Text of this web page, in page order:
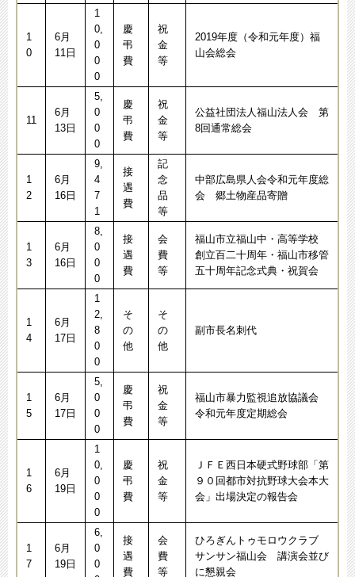
1
0
6月
11日
1
0,
0
0
0
慶
弔
費
祝
金
等
2019年度（令和元年度）福
山会総会
11
6月
13日
5,
0
0
0
慶
弔
費
祝
金
等
公益社団法人福山法人会 第
8回通常総会
1
2
6月
16日
9,
4
7
1
接
遇
費
記
念
品
等
中部広島県人会令和元年度総
会 郷土物産品寄贈
1
3
6月
16日
8,
0
0
0
接
遇
費
会
費
等
福山市立福山中・高等学校
創立百二十周年・福山市移管
五十周年記念式典・祝賀会
1
4
6月
17日
1
2,
8
0
0
そ
の
他
そ
の
他
副市長名刺代
1
5
6月
17日
5,
0
0
0
慶
弔
費
祝
金
等
福山市暴力監視追放協議会
令和元年度定期総会
1
6
6月
19日
1
0,
0
0
0
慶
弔
費
祝
金
等
ＪＦＥ西日本硬式野球部「第
９０回都市対抗野球大会本大
会」出場決定の報告会
1
7
6月
19日
6,
0
0
接
遇
費
会
費
等
ひろぎんトゥモロウクラブ
サンサン福山会 講演会並び
に懇親会